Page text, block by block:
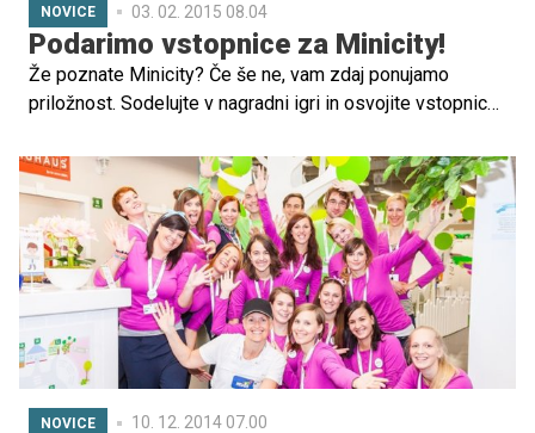
NOVICE 03. 02. 2015 08.04
Podarimo vstopnice za Minicity!
Že poznate Minicity? Če še ne, vam zdaj ponujamo
priložnost. Sodelujte v nagradni igri in osvojite vstopnice
spoznavajo različne poklice.
NOVICE 10. 12. 2014 07.00